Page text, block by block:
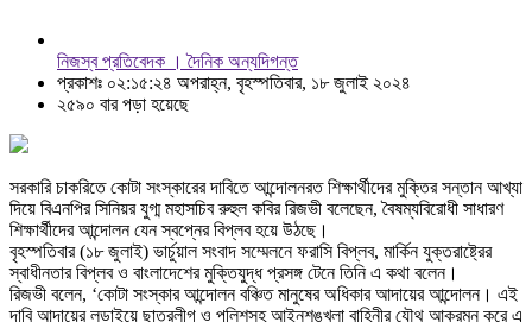
নিজস্ব প্রতিবেদক । দৈনিক অন্যদিগন্ত
প্রকাশঃ ০২:১৫:২৪ অপরাহ্ন, বৃহস্পতিবার, ১৮ জুলাই ২০২৪
২৫৯০ বার পড়া হয়েছে
সরকারি চাকরিতে কোটা সংস্কারের দাবিতে আন্দোলনরত শিক্ষার্থীদের মুক্তির সন্তান আখ্যা
দিয়ে বিএনপির সিনিয়র যুগ্ম মহাসচিব রুহুল কবির রিজভী বলেছেন, বৈষম্যবিরোধী সাধারণ
শিক্ষার্থীদের আন্দোলন যেন স্বপ্নের বিপ্লব হয়ে উঠছে।
বৃহস্পতিবার (১৮ জুলাই) ভার্চুয়াল সংবাদ সম্মেলনে ফরাসি বিপ্লব, মার্কিন যুক্তরাষ্ট্রের
স্বাধীনতার বিপ্লব ও বাংলাদেশের মুক্তিযুদ্ধ প্রসঙ্গ টেনে তিনি এ কথা বলেন।
রিজভী বলেন, ‘কোটা সংস্কার আন্দোলন বঞ্চিত মানুষের অধিকার আদায়ের আন্দোলন। এই
দাবি আদায়ের লড়াইয়ে ছাত্রলীগ ও পুলিশসহ আইনশৃঙ্খলা বাহিনীর যৌথ আক্রমন করে এ